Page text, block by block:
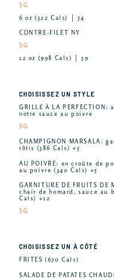
SG
6 oz (522 Cals) │ 54
CONTRE-FILET NY
SG
12 oz (998 Cals) │ 59
CHOISISSEZ UN STYLE
GRILLÉ À LA
notre sauce au poivre
SG
CHAMPIGNON MARSALA:
rôtis (386 Cals) +5
AU POIVRE: en croûte de
au poivre (340 Cals) +5
GARNITURE DE FRUITS
chair de homard, sauce au
Cals) +12
SG
CHOISISSEZ UN À CÔTÉ
FRITES (670 Cals)
SALADE DE PATATES